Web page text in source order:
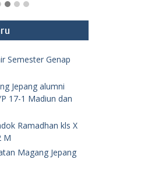
Semester Genap
Jepang alumni
17-1 Madiun dan
Ramadhan kls X
M
Magang Jepang